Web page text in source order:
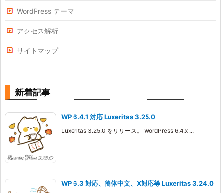
WordPress テーマ
アクセス解析
サイトマップ
新着記事
WP 6.4.1 対応 Luxeritas 3.25.0
Luxeritas 3.25.0 をリリース。 WordPress 6.4.x ...
WP 6.3 対応、簡体中文、X対応等 Luxeritas 3.24.0